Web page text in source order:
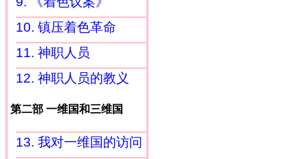
10. 镇压着色革命
11. 神职人员
12. 神职人员的教义
第二部 一维国和三维国
13. 我对一维国的访问